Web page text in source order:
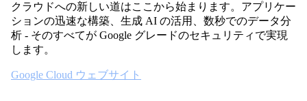
クラウドへの新しい道はここから始まります。アプリケー
ションの迅速な構築、生成 AI の活用、数秒でのデータ分
析 - そのすべてが Google グレードのセキュリティで実現
します。
Google Cloud ウェブサイト